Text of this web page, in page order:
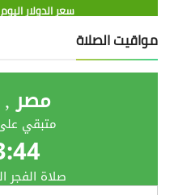
سعر الدولار اليوم
مواقيت الصلاة